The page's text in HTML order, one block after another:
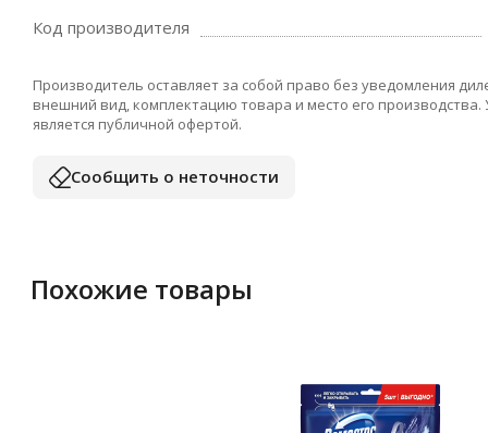
Код производителя
Производитель оставляет за собой право без уведомления
внешний вид, комплектацию товара и место его
является публичной офертой.
Сообщить о неточности
Похожие товары